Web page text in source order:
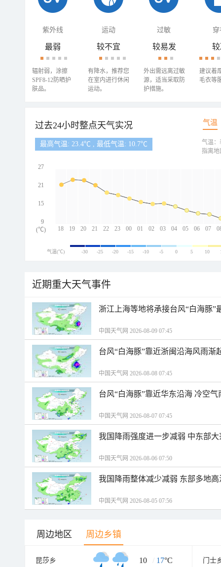
紫外线 运动 过敏 穿
最弱
辐射弱，涂擦
SPF8-12防晒护
肤品。
较不宜
有降水，推荐您
在室内进行休闲
运动。
较易发
外出需远离过敏
源，适当采取防
护措施。
建议着
毛衣等
过去24小时整点天气实况 气温
最高气温: 23.4℃ , 最低气温: 10.7℃
18 19 20 21 22 23 00 01 02 03 04 05 06 07
27
21
15
9
(℃)
气温：
指离地
气温(℃) -30 -25 -20 -15 -10 -5 0 5 10
近期重大天气事件
浙江上海等地将承接台风“白海豚”
中国天气网 2026-08-09 07:45
台风“白海豚”靠近浙闽沿海风雨渐
中国天气网 2026-08-08 07:45
台风“白海豚”靠近华东沿海 冷空
中国天气网 2026-08-07 07:45
我国降雨强度进一步减弱 中东部
中国天气网 2026-08-06 07:50
我国降雨整体减少减弱 东部多地
中国天气网 2026-08-05 07:56
周边地区 周边乡镇
昆莎乡 10 / 17°C 门士